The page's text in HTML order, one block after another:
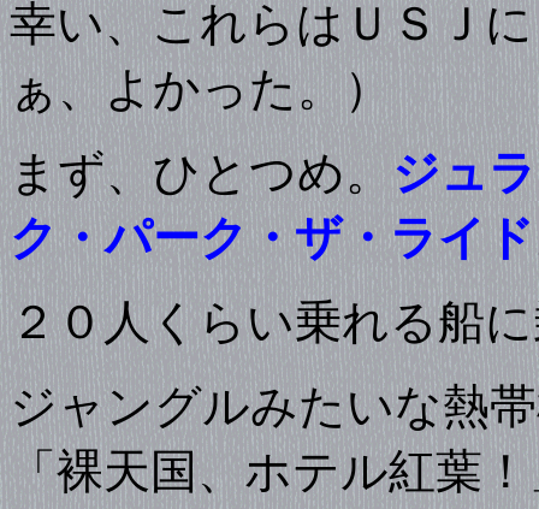
幸い、これらはＵＳＪ
ぁ、よかった。）
まず、ひとつめ。ジュ
ク・パーク・ザ・ライド
２０人くらい乗れる船
ジャングルみたいな熱
「裸天国、ホテル紅葉